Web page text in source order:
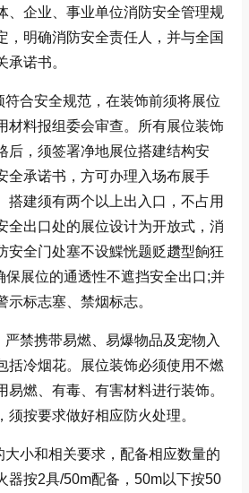
、企业、事业单位消防安全管理规
，明确消防安全责任人，并与全国
诺书。
符合安全规范，在装饰前须将展位
材料报组委会审查。所有展位装饰
后，须签署净地展位搭建结构安
全承诺书，方可办理入场布展手
搭建须有两个以上出入口，不占用
全出口处的展位设计为开放式，消
安全门处塞不设鰈恍题贬趲型餉狂
保展位的通透性不遮挡安全出口;并
标志塞、禁烟标志。
禁携带易燃、易爆物品及宠物入
括冷烟花。展位装饰必须使用不燃
易燃、有毒、有害材料进行装饰。
按要求做好相应防火处理。
大小和相关要求，配备相应数量的
器按2具/50m配备，50m以下按50